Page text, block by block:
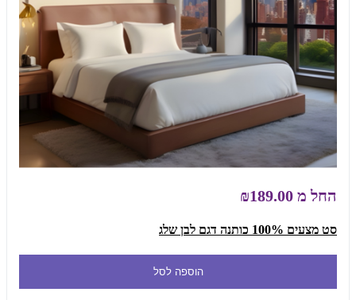
החל מ ₪189.00
סט מצעים 100% כותנה דגם לבן שלג
הוספה לסל